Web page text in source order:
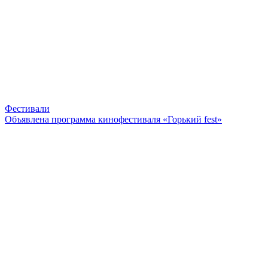
Фестивали
Объявлена программа кинофестиваля «Горький fest»